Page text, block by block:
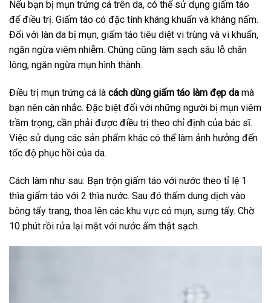
Nếu bạn bị mụn trứng cá trên da, có thể sử dụng giấm táo
để điều trị. Giấm táo có đặc tính kháng khuẩn và kháng nấm.
Đối với làn da bị mụn, giấm táo tiêu diệt vi trùng và vi khuẩn,
ngăn ngừa viêm nhiễm. Chúng cũng làm sạch sâu lỗ chân
lông, ngăn ngừa mụn hình thành.
Điều trị mụn trứng cá là cách dùng giấm táo làm đẹp da mà
bạn nên cân nhắc. Đặc biệt đối với những người bị mụn viêm
trầm trọng, cần phải được điều trị theo chỉ định của bác sĩ.
Việc sử dụng các sản phẩm khác có thể làm ảnh hưởng đến
tốc độ phục hồi của da.
Cách làm như sau: Bạn trộn giấm táo với nước theo tỉ lệ 1
thìa giấm táo với 2 thìa nước. Sau đó thấm dung dịch vào
bông tẩy trang, thoa lên các khu vực có mụn, sưng tấy. Chờ
10 phút rồi rửa lại mặt với nước ấm thật sạch.